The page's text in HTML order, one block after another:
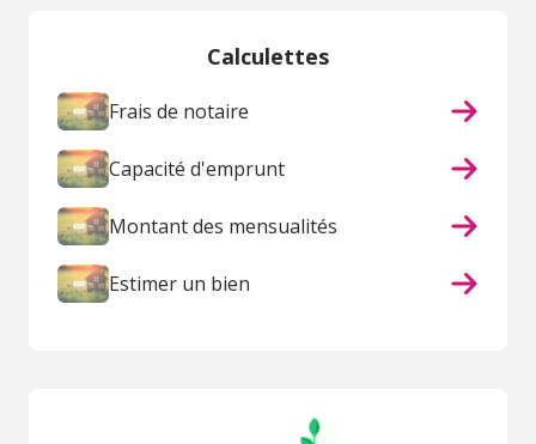
Calculettes
Frais de notaire
Capacité d'emprunt
Montant des mensualités
Estimer un bien